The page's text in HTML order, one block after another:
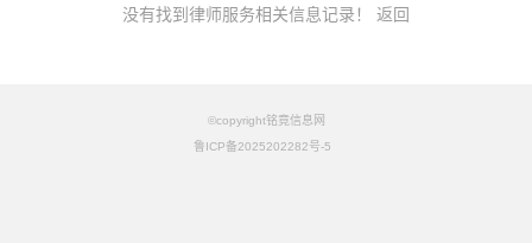
没有找到律师服务相关信息记录！ 返回
©copyright铭竟信息网
鲁ICP备2025202282号-5